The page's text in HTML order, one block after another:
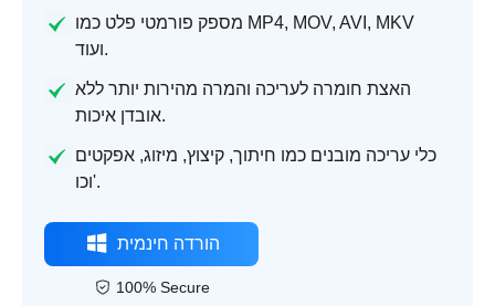
מספק פורמטי פלט כמו MP4, MOV, AVI, MKV
ועוד.
האצת חומרה לעריכה והמרה מהירות יותר ללא
אובדן איכות.
כלי עריכה מובנים כמו חיתוך, קיצוץ, מיזוג, אפקטים
וכו'.
הורדה חינמית
100% Secure